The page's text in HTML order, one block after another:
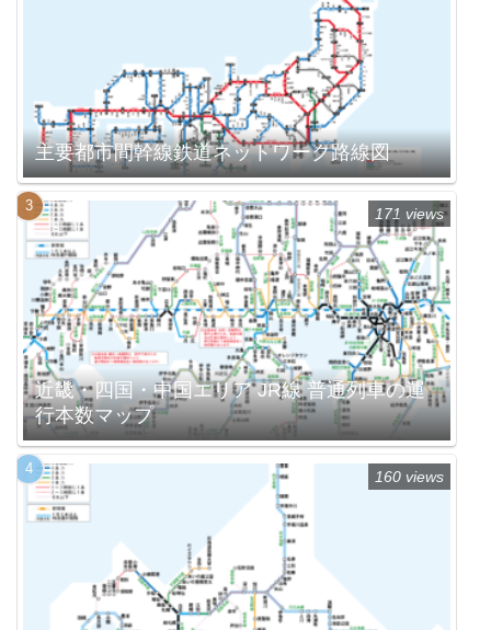
主要都市間幹線鉄道ネットワーク路線図
近畿・四国・中国エリア JR線 普通列車の運
行本数マップ
171 views
160 views